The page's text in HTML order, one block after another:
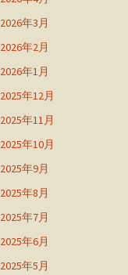
2026年3月
2026年2月
2026年1月
2025年12月
2025年11月
2025年10月
2025年9月
2025年8月
2025年7月
2025年6月
2025年5月